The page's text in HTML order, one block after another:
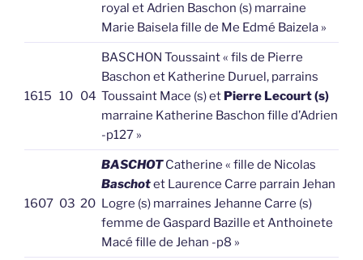
royal et Adrien Baschon (s) marraine
Marie Baisela fille de Me Edmé Baizela »
1615 10 04
BASCHON Toussaint « fils de Pierre
Baschon et Katherine Duruel, parrains
Toussaint Mace (s) et Pierre Lecourt (s)
marraine Katherine Baschon fille d’Adrien
-p127 »
1607 03 20
BASCHOTCatherine « fille de Nicolas
Baschotet Laurence Carre parrain Jehan
Logre (s) marraines Jehanne Carre (s)
femme de Gaspard Bazille et Anthoinete
Macé fille de Jehan -p8 »